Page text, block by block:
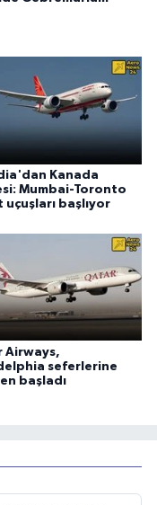
Kanada
Mumbai-Toronto
başlıyor
Airways,
seferlerine
başladı